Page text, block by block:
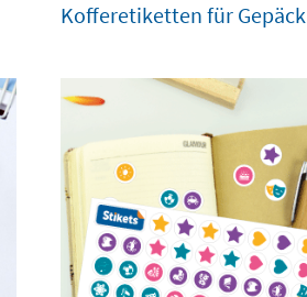
Kofferetiketten für Gepäck